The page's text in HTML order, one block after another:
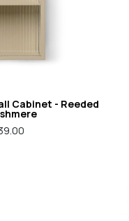
Cabinet - Reeded